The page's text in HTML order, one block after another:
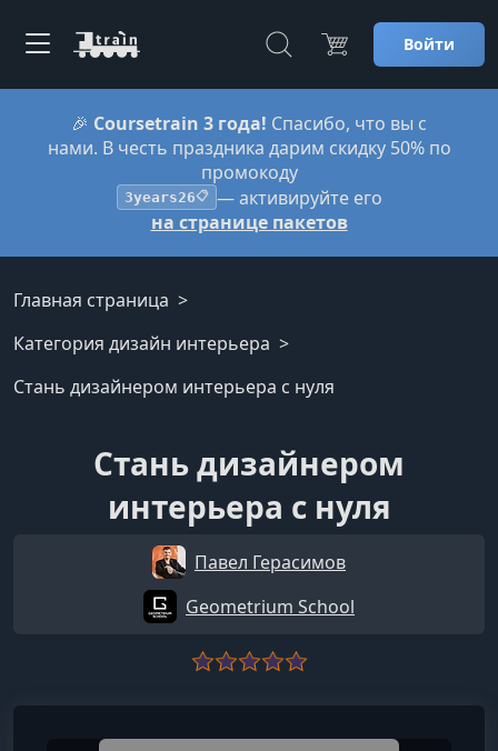
Войти
🎉 Coursetrain 3 года! Спасибо, что вы с
нами. В честь праздника дарим скидку 50% по
промокоду
3years26📋 — активируйте его
на странице пакетов
Главная страница
Категория дизайн интерьера
Стань дизайнером интерьера с нуля
Стань дизайнером
интерьера с нуля
Павел Герасимов
​Geometrium School